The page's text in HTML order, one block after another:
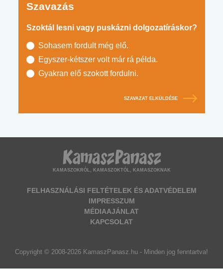
Szavazás
Szoktál lesni vagy puskázni dolgozatíráskor?
Sohasem fordult még elő.
Egyszer-kétszer volt már rá példa.
Gyakran elő szokott fordulni.
SZAVAZAT ELKÜLDÉSE
KAMASZOKRÓL, KAMASZOKTÓL, KAMASZOKNAK
FELHASZNÁLÁSI FELTÉTELEK ÉS ADATVÉDELEM
IMPRESSZUM
MÉDIAAJÁNLAT
KAPCSOLAT
Copyright © 2008-2026 KamaszPanasz.hu - Minden jog fenntartva!